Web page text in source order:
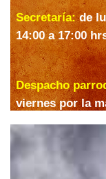
Secretaría:de
14:00 a 17:00
Despacho
viernes por la
HORARIO DE